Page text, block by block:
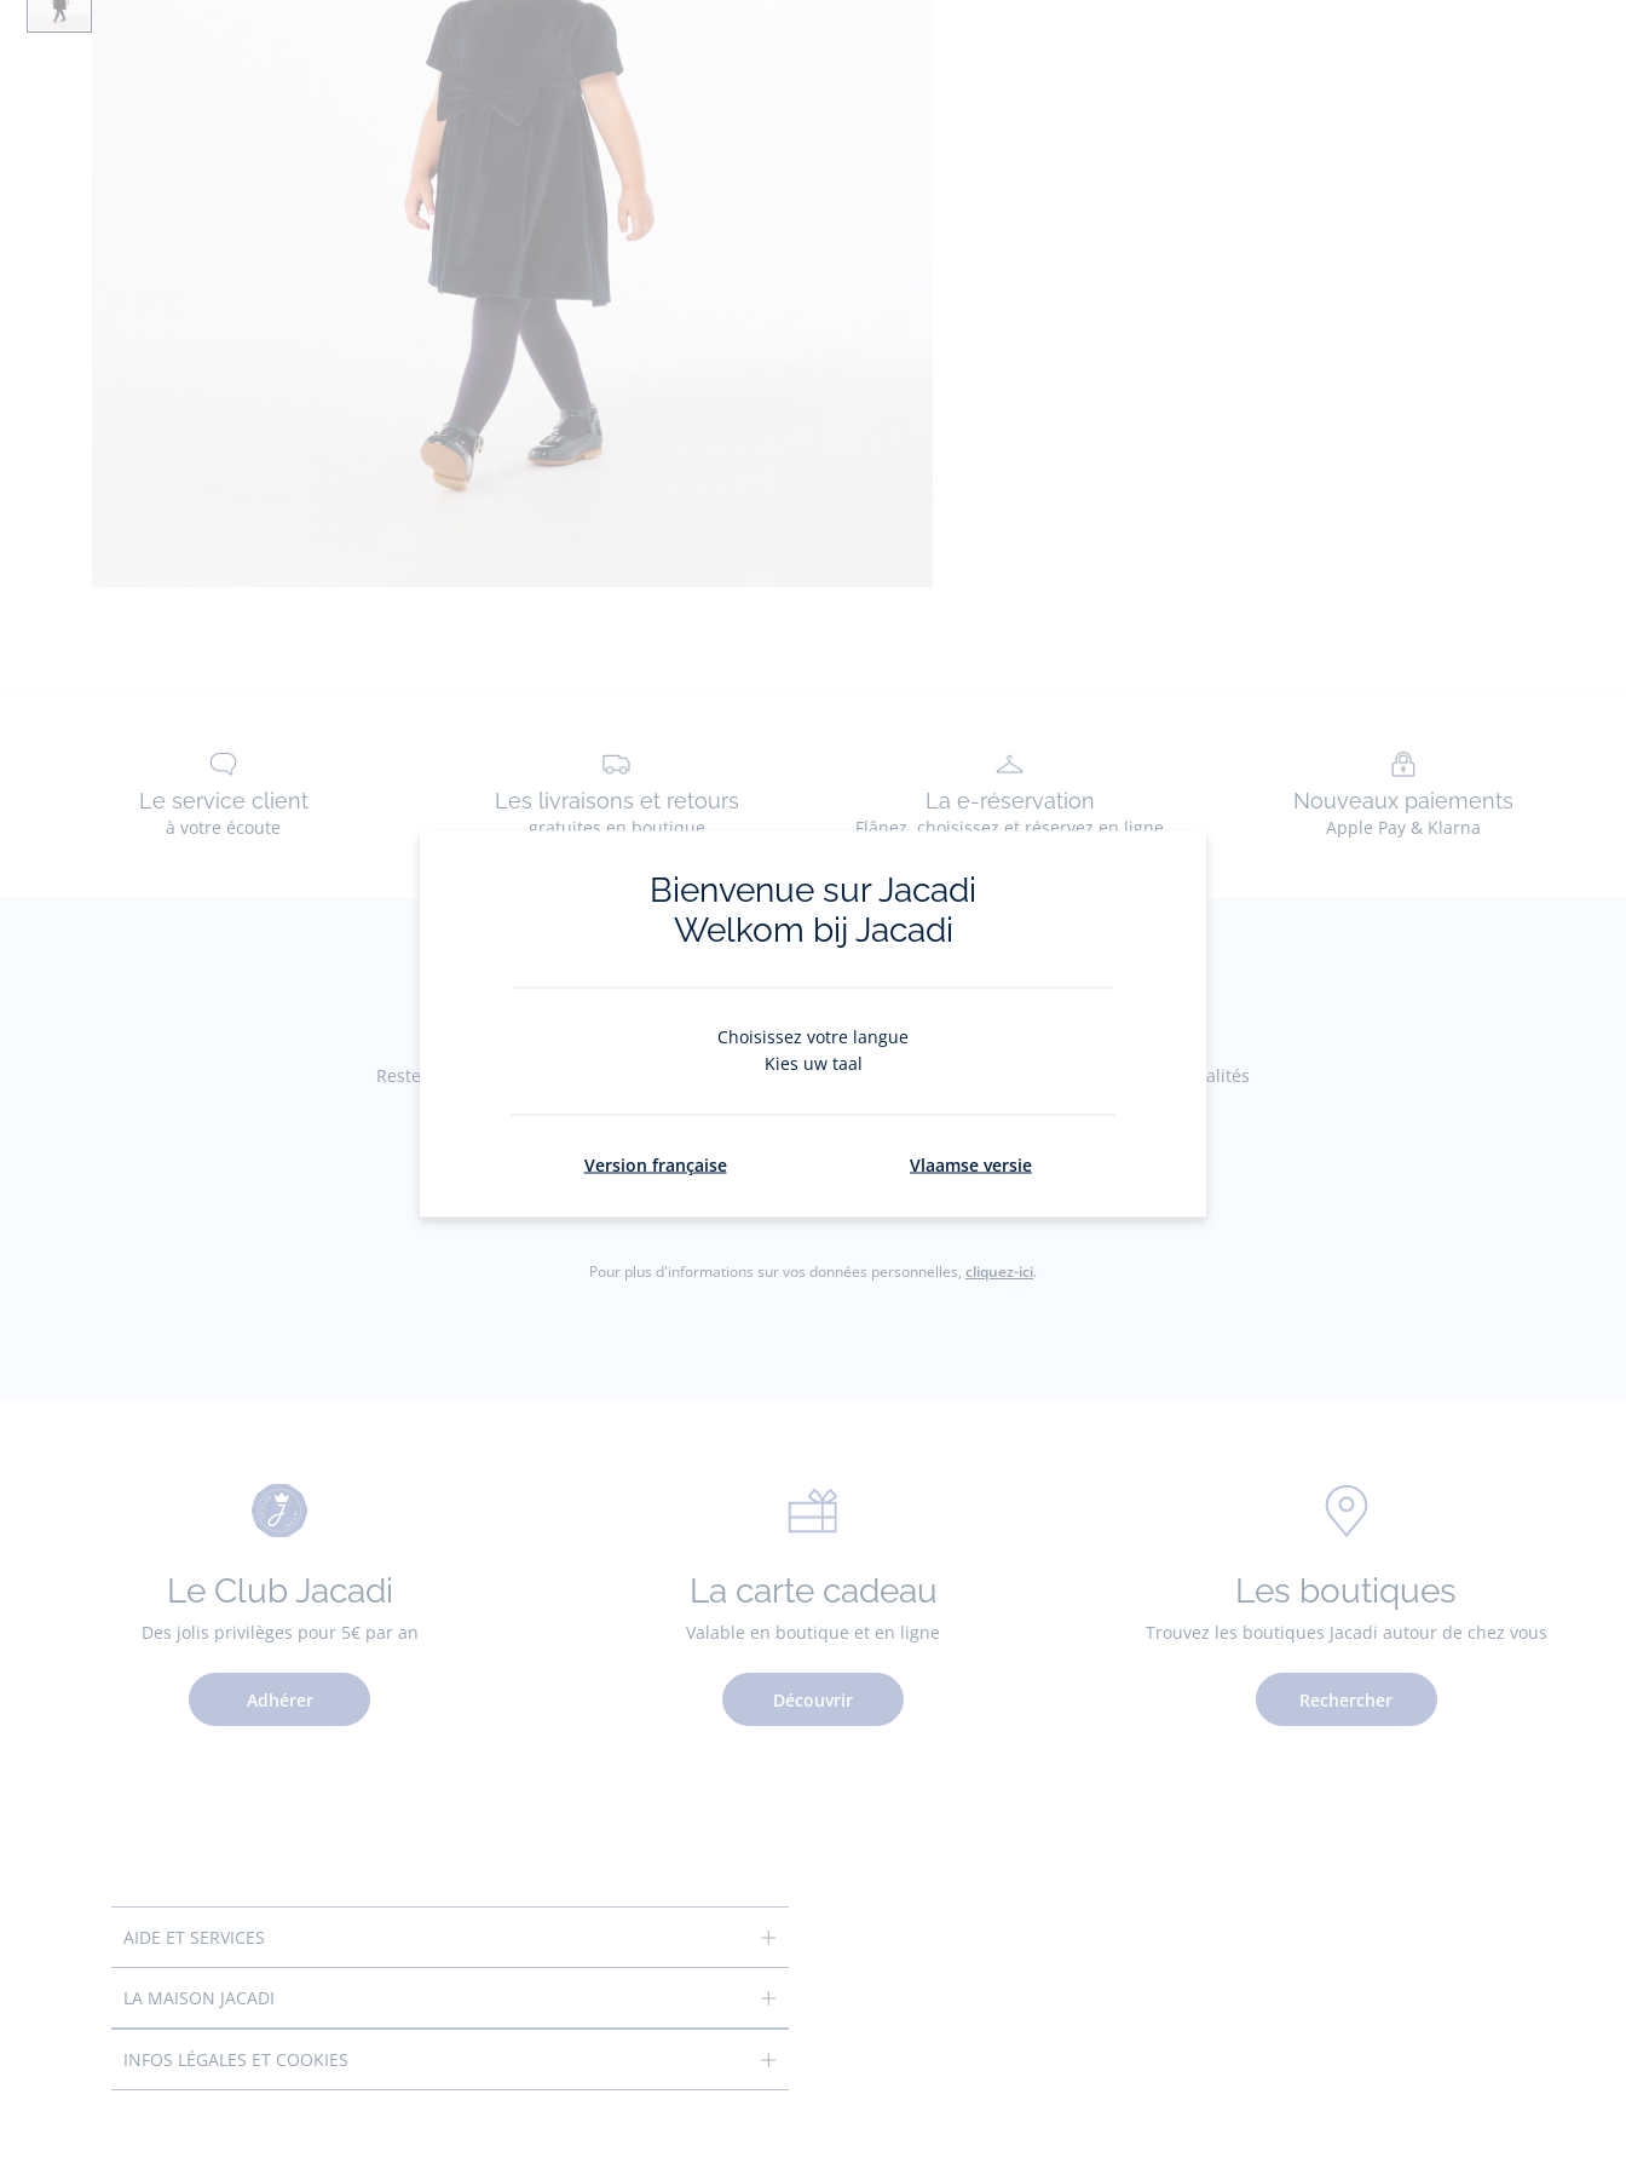
Le service client
à votre écoute
Les livraisons et retours
gratuites en boutique
La e-réservation
Flânez, choisissez et réservez en ligne
Nouveaux paiements
Apple Pay & Klarna
Restez informés des nouveautés Jacadi : ventes privées, offres exclusives, nouvelles collections et actualités
S'inscrire
Pour plus d'informations sur vos données personnelles, cliquez-ici.
Le Club Jacadi
Des jolis privilèges pour 5€ par an
Adhérer
La carte cadeau
Valable en boutique et en ligne
Découvrir
Les boutiques
Trouvez les boutiques Jacadi autour de chez vous
Rechercher
AIDE ET SERVICES
LA MAISON JACADI
INFOS LÉGALES ET COOKIES
Bienvenue sur Jacadi
Welkom bij Jacadi
Choisissez votre langue
Kies uw taal
Version française Vlaamse versie